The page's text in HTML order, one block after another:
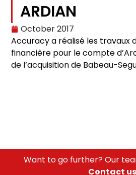
ARDIAN
October 2017
Accuracy a réalisé les travaux
financière pour le compte
de l’acquisition de Babeau-
Want to go further? Our
Contact us